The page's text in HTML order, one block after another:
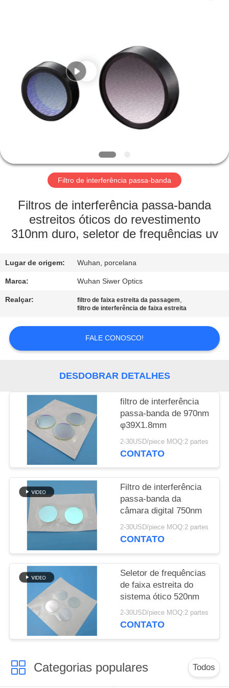
PRODUTOS
SOBRE
EXCURSÃO
FÁBRICA
CONTROLE
QUALIDADE
CONTACTE-
PEÇA
CITAÇÕES
MAPA
PRIVACY
POLICY
Filtro de interferência passa-banda
Filtros de interferência passa-banda
estreitos óticos do revestimento
310nm duro, seletor de frequências uv
Lugar de origem: Wuhan, porcelana
Marca: Wuhan Siwer Optics
Realçar: filtro de faixa estreita da passagem,
filtro de interferência de faixa estreita
FALE CONOSCO!
DESDOBRAR DETALHES
filtro de interferência
passa-banda de 970nm
φ39X1.8mm
2-30USD/piece MOQ:2 partes
CONTATO
Filtro de interferência
passa-banda da
câmara digital 750nm
2-30USD/piece MOQ:2 partes
CONTATO
Seletor de frequências
de faixa estreita do
sistema ótico 520nm
2-30USD/piece MOQ:2 partes
CONTATO
Categorias populares Todos